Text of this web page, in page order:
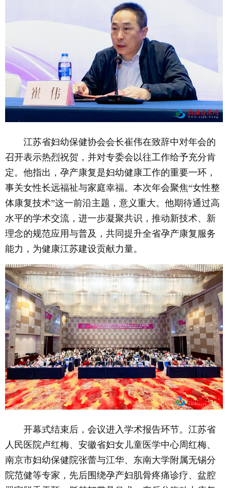
江苏省妇幼保健协会会长崔伟在致辞中对年会的
召开表示热烈祝贺，并对专委会以往工作给予充分肯
定。他指出，孕产康复是妇幼健康工作的重要一环，
事关女性长远福祉与家庭幸福。本次年会聚焦“女性整
体康复技术”这一前沿主题，意义重大。他期待通过高
水平的学术交流，进一步凝聚共识，推动新技术、新
理念的规范应用与普及，共同提升全省孕产康复服务
能力，为健康江苏建设贡献力量。
开幕式结束后，会议进入学术报告环节。江苏省
人民医院卢红梅、安徽省妇女儿童医学中心周红梅、
南京市妇幼保健院张蕾与江华、东南大学附属无锡分
院范健等专家，先后围绕孕产妇肌骨疼痛诊疗、盆腔